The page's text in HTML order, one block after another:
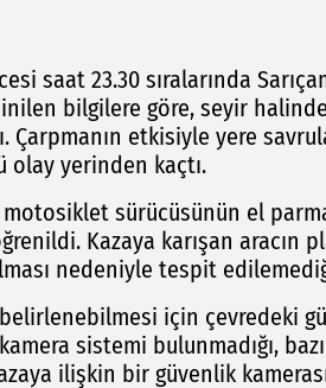
saat 23.30 sıralarında
bilgilere göre, seyir
Çarpmanın etkisiyle yere
olay yerinden kaçtı.
sürücüsünün el
Kazaya karışan aracın
nedeniyle tespit
için çevredeki
sistemi bulunmadığı,
ilişkin bir güvenlik